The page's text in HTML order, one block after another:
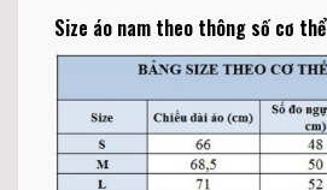
Size áo nam theo thông số cơ thể